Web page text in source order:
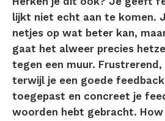
lijkt niet echt aan te komen.
netjes op wat beter kan,
gaat het alweer precies
tegen een muur.
terwijl je een goede
toegepast en concreet je
woorden hebt gebracht.